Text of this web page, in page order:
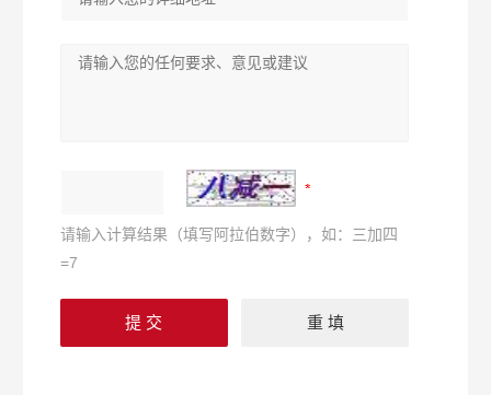
请输入计算结果（填写阿拉伯数字），如：三加四
=7